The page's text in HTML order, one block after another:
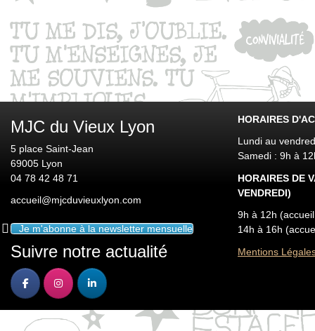
MJC du Vieux Lyon
5 place Saint-Jean
69005 Lyon
04 78 42 48 71
accueil@mjcduvieuxlyon.com
Je m'abonne à la newsletter mensuelle
Suivre notre actualité
HORAIRES
Lundi au
Samedi : 9h à
HORAIRES DE
VENDREDI)
9h à 12h
14h à 16h
Mentions